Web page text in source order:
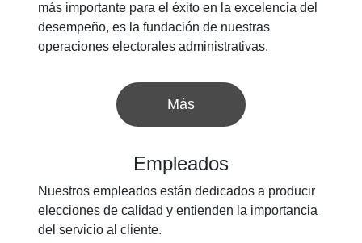
más importante para el éxito en la excelencia del
desempeño, es la fundación de nuestras
operaciones electorales administrativas.
Más
Empleados
Nuestros empleados están dedicados a producir
elecciones de calidad y entienden la importancia
del servicio al cliente.